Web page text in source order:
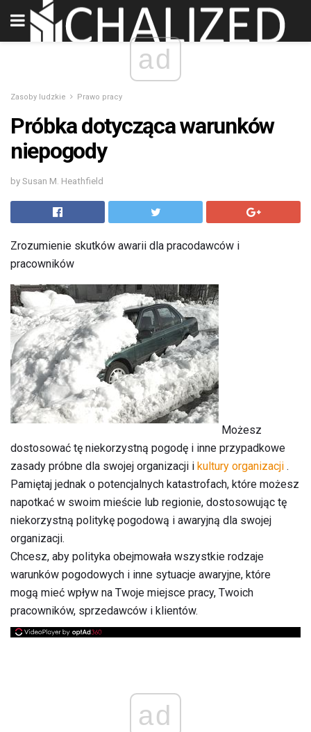
ad
Zasoby ludzkie Prawo pracy
Próbka dotycząca warunków
niepogody
by Susan M. Heathfield
Zrozumienie skutków awarii dla pracodawców i
pracowników
Możesz
dostosować tę niekorzystną pogodę i inne przypadkowe
zasady próbne dla swojej organizacji i kultury organizacji .
Pamiętaj jednak o potencjalnych katastrofach, które możesz
napotkać w swoim mieście lub regionie, dostosowując tę ​​
niekorzystną politykę pogodową i awaryjną dla swojej
organizacji.
Chcesz, aby polityka obejmowała wszystkie rodzaje
warunków pogodowych i inne sytuacje awaryjne, które
mogą mieć wpływ na Twoje miejsce pracy, Twoich
pracowników, sprzedawców i klientów.
ad